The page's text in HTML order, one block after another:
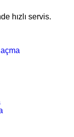
hızlı servis.